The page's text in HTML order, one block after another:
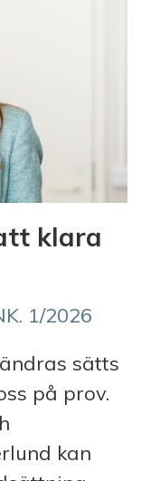
klara
1/2026
sätts
på prov.
kan